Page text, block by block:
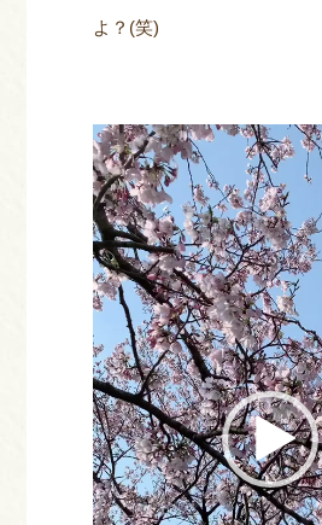
よ？(笑)
動
画
プ
レ
ー
ヤ
ー